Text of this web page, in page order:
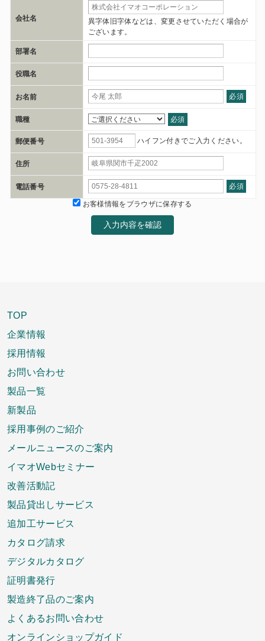
会社名
異字体旧字体などは、変更させていただく場合が
ございます。
部署名
役職名
お名前 必須
職種 必須
郵便番号 ハイフン付きでご入力ください。
住所
電話番号 必須
お客様情報をブラウザに保存する
入力内容を確認
TOP
企業情報
採用情報
お問い合わせ
製品一覧
新製品
採用事例のご紹介
メールニュースのご案内
イマオWebセミナー
改善活動記
製品貸出しサービス
追加工サービス
カタログ請求
デジタルカタログ
証明書発行
製造終了品のご案内
よくあるお問い合わせ
オンラインショップガイド